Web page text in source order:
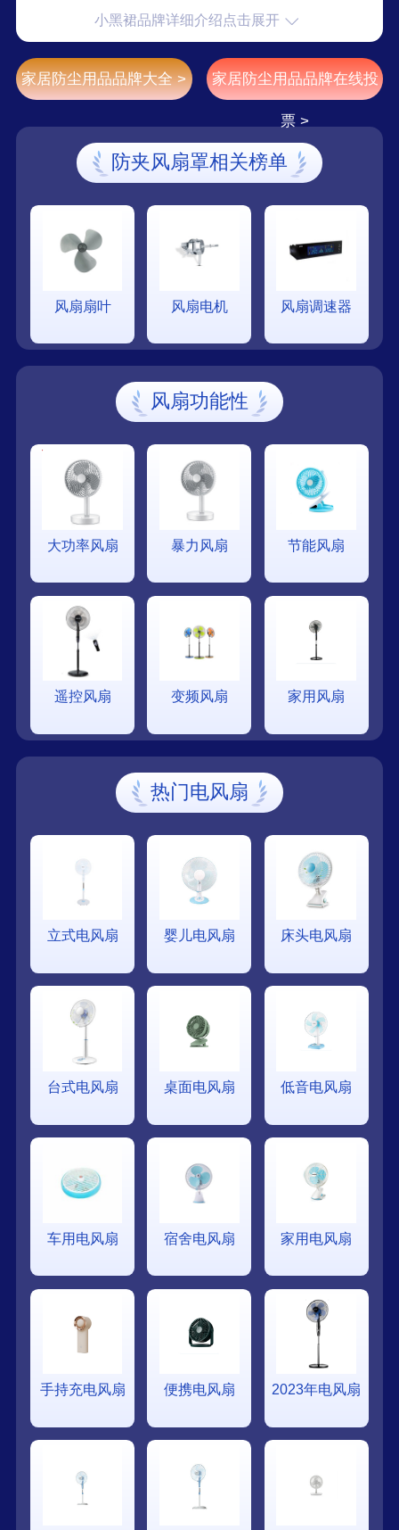
小黑裙品牌详细介绍点击展开
家居防尘用品品牌大全 > 家居防尘用品品牌在线投
票 >
防夹风扇罩相关榜单
风扇扇叶 风扇电机 风扇调速器
风扇功能性
大功率风扇 暴力风扇 节能风扇
遥控风扇 变频风扇 家用风扇
热门电风扇
立式电风扇 婴儿电风扇 床头电风扇
台式电风扇 桌面电风扇 低音电风扇
车用电风扇 宿舍电风扇 家用电风扇
手持充电风扇 便携电风扇 2023年电风扇